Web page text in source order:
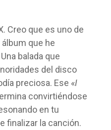
Creo que es uno de
que he
balada que
del disco
preciosa. Ese «I
convirtiéndose
en tu
finalizar la canción.